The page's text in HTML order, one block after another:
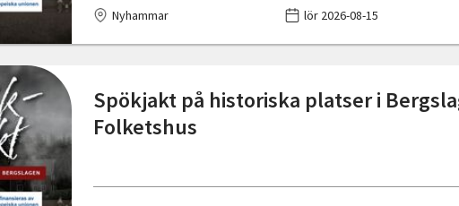
Nyhammar lör 2026-08-15
Spökjakt på historiska platser i
Folketshus